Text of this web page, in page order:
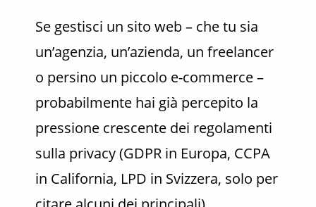
Se gestisci un sito web – che tu sia
un’agenzia, un’azienda, un freelancer
o persino un piccolo e-commerce –
probabilmente hai già percepito la
pressione crescente dei regolamenti
sulla privacy (GDPR in Europa, CCPA
in California, LPD in Svizzera, solo per